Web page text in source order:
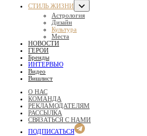
СТИЛЬ ЖИЗНИ
Астрология
Дизайн
Культура
Места
НОВОСТИ
ГЕРОИ
Бренды
ИНТЕРВЬЮ
Видео
Вишлист
О НАС
КОМАНДА
РЕКЛАМОДАТЕЛЯМ
РАССЫЛКА
СВЯЗАТЬСЯ С НАМИ
ПОДПИСАТЬСЯ